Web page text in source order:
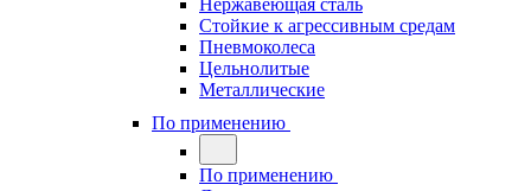
Нержавеющая сталь
Стойкие к агрессивным средам
Пневмоколеса
Цельнолитые
Металлические
По применению
По применению